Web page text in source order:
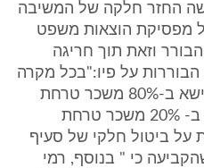
החזר חלקה של המשיבה
מפסיקת הוצאות משפט
וזאת תוך חריגה
4.8 להסכם הבוררות על פיו:"בכל מקרה
החברה הלאומית לדרכים תישא ב-80% משכר טרחת
הבורר, ואילו רמי דבורי ישא ב- 20% משכר טרחת
על ביטול חלקי של סעיף
כי " בנוסף, רמי